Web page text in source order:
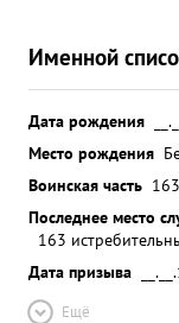
Именной
Дата рождения
Место рождения
Воинская часть
Последнее место
163
Дата призыва
Ещё